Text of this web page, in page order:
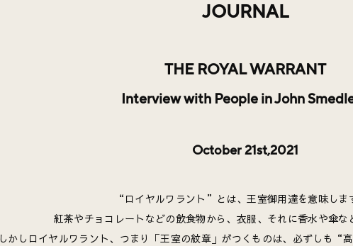
JOURNAL
THE ROYAL WARRANT
Interview with People in John
October 21st,2021
“ロイヤルワラント”とは、王室御用達を意味しま
紅茶やチョコレートなどの飲食物から、衣服、それに香水や傘な
しかしロイヤルワラント、つまり「王室の紋章」がつくものは、必ずしも“